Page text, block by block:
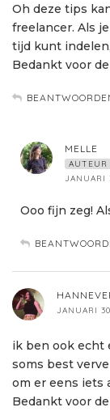
Oh deze tips
freelancer. Als
tijd kunt
Bedankt voor
MELLE
AUTEUR
JANUARI
Ooo fijn zeg!
JANUARI
ik ben ook echt
soms best
om er eens iets
Bedankt voor